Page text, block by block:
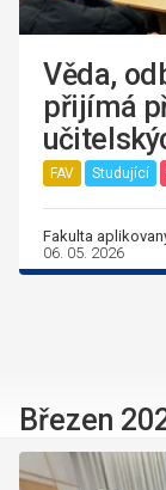
Věda,
přijímá
FAV Studující
Fakulta
06. 05. 2026
Březen